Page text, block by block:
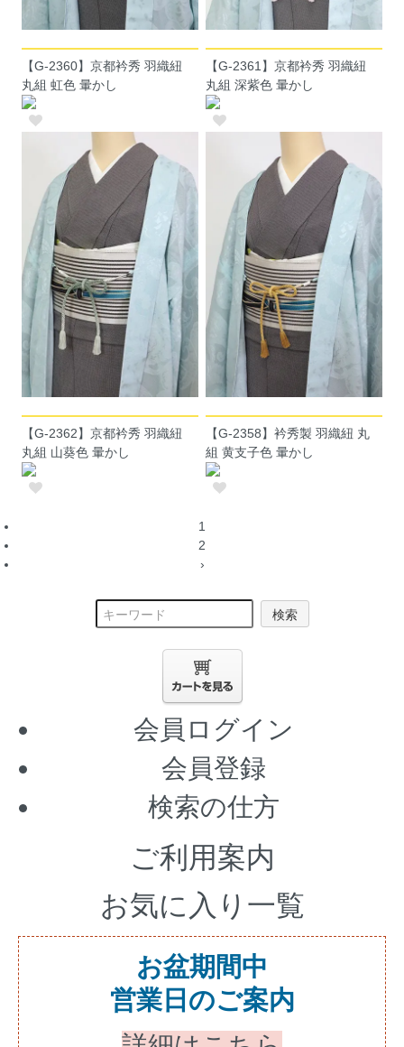
【G-2360】京都衿秀 羽織紐
丸組 虹色 暈かし
【G-2361】京都衿秀 羽織紐
丸組 深紫色 暈かし
【G-2362】京都衿秀 羽織紐
丸組 山葵色 暈かし
【G-2358】衿秀製 羽織紐 丸
組 黄支子色 暈かし
1
2
›
検索
会員ログイン
会員登録
検索の仕方
ご利用案内
お気に入り一覧
お盆期間中
営業日のご案内